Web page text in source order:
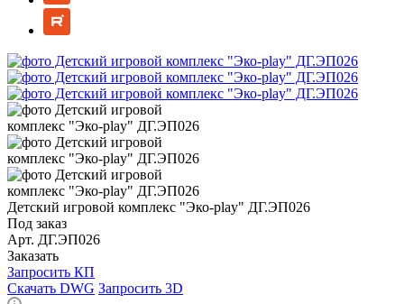
Детский игровой комплекс "Эко-play" ДГ.ЭП026
Под заказ
Арт. ДГ.ЭП026
Заказать
Запросить КП
Скачать DWG Запросить 3D